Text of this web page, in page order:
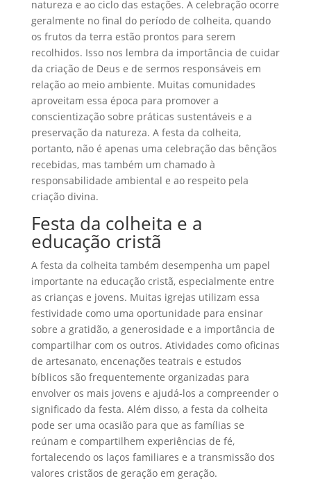
natureza e ao ciclo das estações. A celebração ocorre
geralmente no final do período de colheita, quando
os frutos da terra estão prontos para serem
recolhidos. Isso nos lembra da importância de cuidar
da criação de Deus e de sermos responsáveis em
relação ao meio ambiente. Muitas comunidades
aproveitam essa época para promover a
conscientização sobre práticas sustentáveis e a
preservação da natureza. A festa da colheita,
portanto, não é apenas uma celebração das bênçãos
recebidas, mas também um chamado à
responsabilidade ambiental e ao respeito pela
criação divina.
Festa da colheita e a
educação cristã
A festa da colheita também desempenha um papel
importante na educação cristã, especialmente entre
as crianças e jovens. Muitas igrejas utilizam essa
festividade como uma oportunidade para ensinar
sobre a gratidão, a generosidade e a importância de
compartilhar com os outros. Atividades como oficinas
de artesanato, encenações teatrais e estudos
bíblicos são frequentemente organizadas para
envolver os mais jovens e ajudá-los a compreender o
significado da festa. Além disso, a festa da colheita
pode ser uma ocasião para que as famílias se
reúnam e compartilhem experiências de fé,
fortalecendo os laços familiares e a transmissão dos
valores cristãos de geração em geração.